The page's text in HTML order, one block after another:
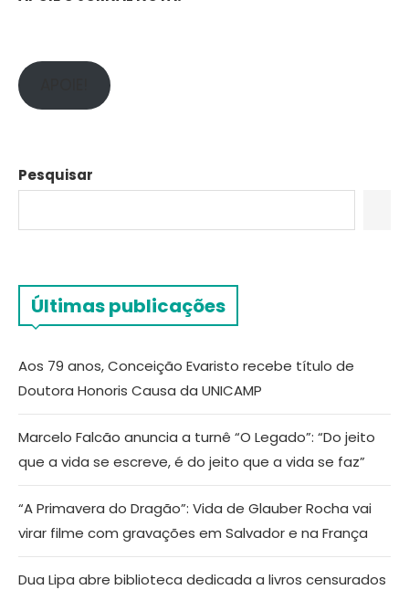
Pesquisar
Últimas publicações
Aos 79 anos, Conceição Evaristo recebe título de
Doutora Honoris Causa da UNICAMP
Marcelo Falcão anuncia a turnê “O Legado”: “Do jeito
que a vida se escreve, é do jeito que a vida se faz”
“A Primavera do Dragão”: Vida de Glauber Rocha vai
virar filme com gravações em Salvador e na França
Dua Lipa abre biblioteca dedicada a livros censurados